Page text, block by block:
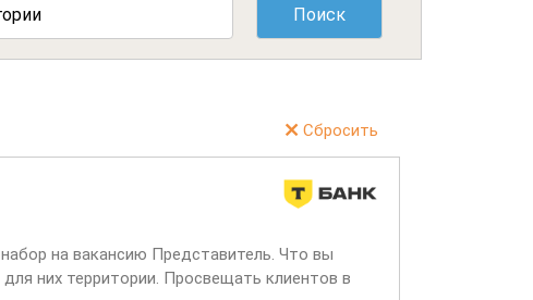
Сбросить
на вакансию Представитель. Что вы
них территории. Просвещать клиентов в